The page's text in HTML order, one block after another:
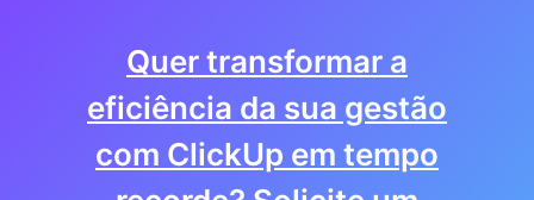
Quer transformar a
eficiência da sua gestão
com ClickUp em tempo